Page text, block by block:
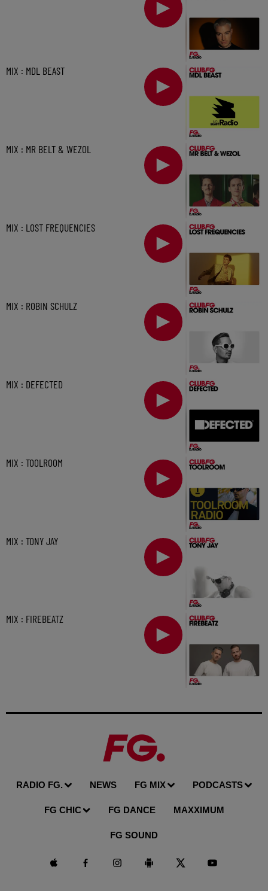
MIX : MDL BEAST
MIX : MR BELT & WEZOL
MIX : LOST FREQUENCIES
MIX : ROBIN SCHULZ
MIX : DEFECTED
MIX : TOOLROOM
MIX : TONY JAY
MIX : FIREBEATZ
RADIO FG. NEWS FG MIX PODCASTS
FG CHIC FG DANCE MAXXIMUM
FG SOUND